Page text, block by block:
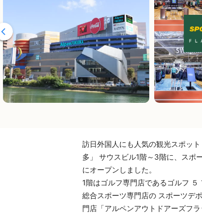
訪日外国人にも人気の観光スポッ
多」 サウスビル1階～3階に、スポ
にオープンしました。
1階はゴルフ専門店であるゴルフ
総合スポーツ専門店の スポーツデ
門店「アルペンアウトドアーズフ